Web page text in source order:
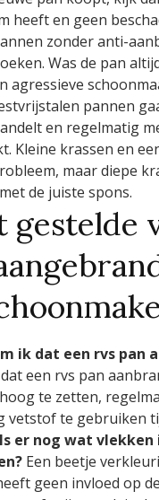
heeft en geen
zonder anti-
Was de pan
agressieve
pannen
en regelmatig
Kleine krassen en
maar diepe
de juiste spons.
gestelde
ik dat een rvs pan
een rvs pan
te zetten,
vetstof te gebruiken
er nog wat vlekken
Een beetje
geen invloed op